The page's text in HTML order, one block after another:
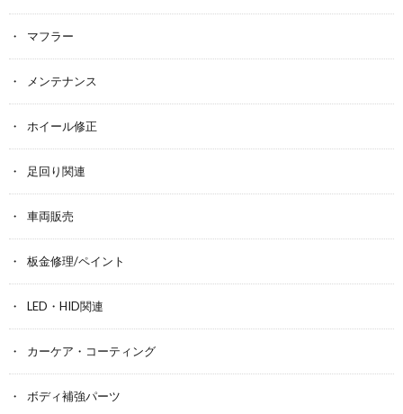
マフラー
メンテナンス
ホイール修正
足回り関連
車両販売
板金修理/ペイント
LED・HID関連
カーケア・コーティング
ボディ補強パーツ